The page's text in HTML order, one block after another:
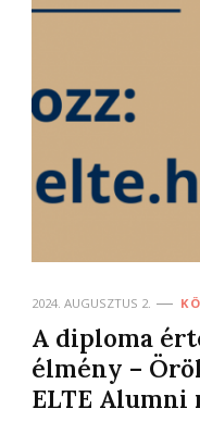
2024. AUGUSZTUS 2.
A diploma
élmény –
ELTE